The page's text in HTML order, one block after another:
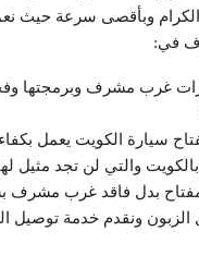
الكرام وبأقصى سرعة حيث
في:
غرب مشرف وبرمجتها
سيارة الكويت يعمل
والتي لن تجد مثيل
بدل فاقد غرب مشرف
الزبون ونقدم خدمة توصيل